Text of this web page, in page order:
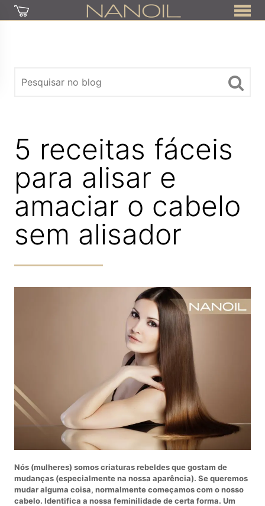
5 receitas fáceis
para alisar e
amaciar o cabelo
sem alisador
Nós (mulheres) somos criaturas rebeldes que gostam de
mudanças (especialmente na nossa aparência). Se queremos
mudar alguma coisa, normalmente começamos com o nosso
cabelo. Identifica a nossa feminilidade de certa forma. Um